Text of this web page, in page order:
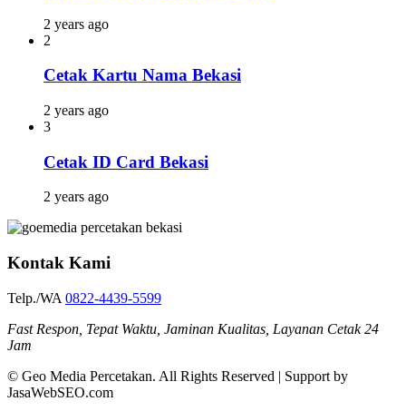
2 years ago
2
Cetak Kartu Nama Bekasi
2 years ago
3
Cetak ID Card Bekasi
2 years ago
Kontak Kami
Telp./WA 0822-4439-5599
Fast Respon, Tepat Waktu, Jaminan Kualitas, Layanan Cetak 24
Jam
© Geo Media Percetakan. All Rights Reserved | Support by
JasaWebSEO.com